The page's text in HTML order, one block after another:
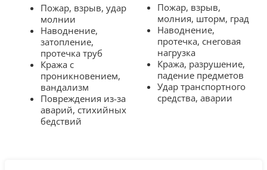
Пожар, взрыв, удар
молнии
Наводнение,
затопление,
протечка труб
Кража с
проникновением,
вандализм
Повреждения из-за
аварий, стихийных
бедствий
Пожар, взрыв,
молния, шторм, град
Наводнение,
протечка, снеговая
нагрузка
Кража, разрушение,
падение предметов
Удар транспортного
средства, аварии